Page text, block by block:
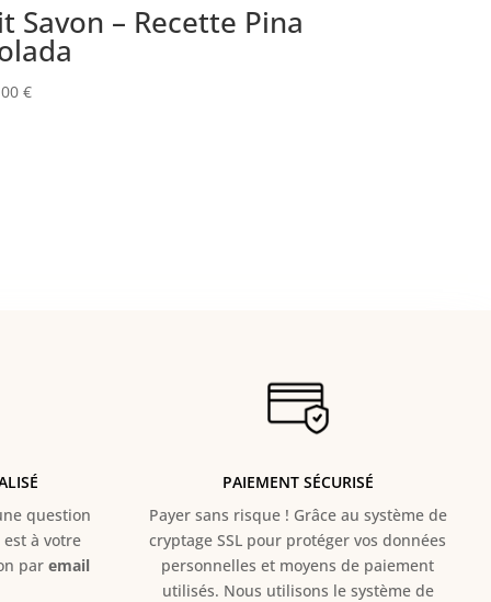
Savon – Recette Pina
€
question
à votre
par email
PAIEMENT SÉCURISÉ
Payer sans risque ! Grâce au système de
cryptage SSL pour protéger vos données
personnelles et moyens de paiement
utilisés. Nous utilisons le système de